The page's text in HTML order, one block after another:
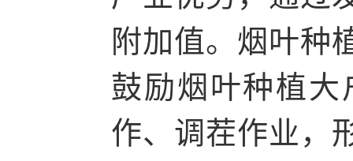
附加值。烟叶种
鼓励烟叶种植
作、调茬作业，